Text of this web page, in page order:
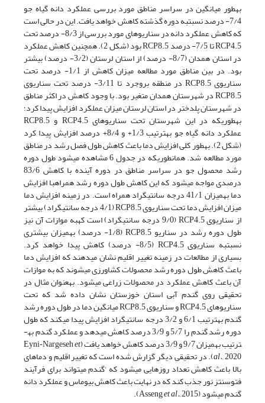
به­طور میانگین در سراسر مناطق مورد بررسی عملکرد دانه گیاه جو
7/4- درصد نسبت­به دوره گذشته کاهش خواهد یافت. این در حالی است
که کاهش عملکرد دانه در سناریوهای مورد بررسی از 8/3- درصد تحت
RCP4.5 تا 7/5- درصد RCP8.5 بود (شکل 2). همچنین کاهش عملکرد
در استان همدان (8/7- درصد) از استان لرستان (3/2- درصد) بیشتر
بود. در بین مناطق مورد مطالعه میزان کاهش از 1/1- درصد تحت
سناریوی RCP8.5 در منطقه بروجرد تا 3/11- درصد تحت سناریوی
RCP8.5 در شهرستان همدان متغیر بود. با وجود کاهش در اکثر مناطق
در شهرستان پلدختر در استان لرستان میزان عملکرد افزایش پیدا کرد؛
به­طوری­که در این شهرستان تحت سناریوهای RCP4.5 و RCP8.5
عملکرد دانه گیاه جو به­ترتیب 1/3+ و 8/4+ درصد افزایش پیدا کرد
(شکل 2). به­طور کلی افزایش دما باعث کاهش طول فصل رشد در مناطق
مورد مطالعه شد. همان­طوری­که در جدول 6 مشاهده می­شود طول دوره
رشد محصول جو در سراسر مناطق در دوره آینده با کاهش 83/6
درصدی مواجه می­شود که این کاهش طول دوره رشد همراه­با افزایش
دما به­میزان 41/1 درجه سانتی­گراد همراه است. در زمینه افزایش دما
میزان افزایش دما تحت سناریوی RCP8.5 (4/1 درجه سانتی­گراد) بیشتر
از سناریوی RCP4.5 (9/0 درجه سانتی­گراد) است که­به موازات آن نیز
طول دوره رشد در سناریو RCP8.5 (1/8- درصد) به­میزان بیشتری
نسبت­به سناریوی RCP4.5 (8/5- درصد) کاهش پیدا خواهد کرد.
بسیاری از مطالعات در زمینه تغییر اقلیم نشان می­دهند که افزایش دما
باعث کاهش طول دوره رشد محصولات کشاورزی می­شوند که به موازات
آن باعث کاهش عملکرد در محصولات زراعی می­شود. به­عنوان مثال در
تحقیقی روی گندم آبی استان خوزستان نشان داده شد که تحت
سناریوهای RCP4.5 و سناریوی RCP8.5 میانگین دما در طول دوره رشد
گندم به­ترتیب 6/1 و 3/2 درجه سانتی­گراد افزایش پیدا می­کند که طول
دوره رشد گندم را 5/7 و 3/9 درصد کاهش می­دهد و عملکرد گندم به­
ترتیب به­میزان 9/7 و 3/9 درصد کاهش خواهد یافت (Eyni‐Nargeseh et
al.,2020). در تحقیقی دیگر گزارش شده است که تغییر اقلیم و دماهای
بالا باعث کاهش تعداد روزهایی می­شود که 'گندم می­تواند برای فرآیند
فتوسنتز نور جذب کند که در نهایت باعث کاهش بیوماس و عملکرد دانه
گندم می­شود (Asseng et al.,2015).